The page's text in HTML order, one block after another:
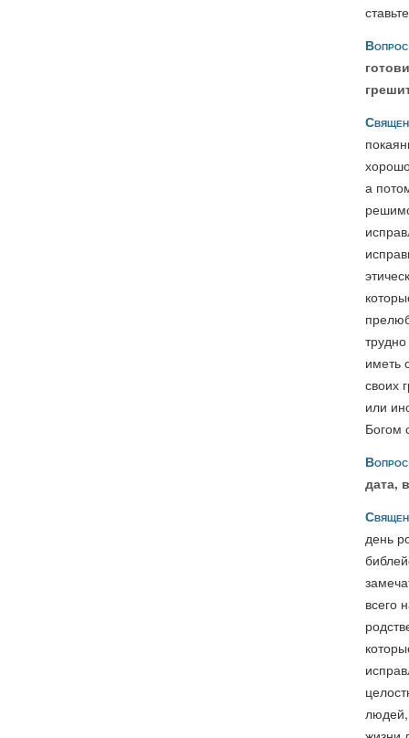
а
иметь
своих
или
Богом
дата,
день
всего
людей,